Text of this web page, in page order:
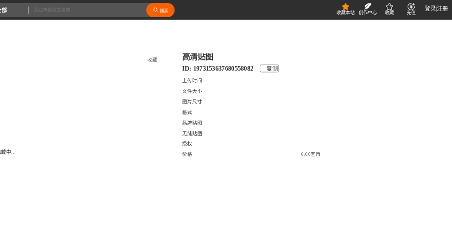
部 搜索 收藏本站 创作中心 收藏 充值
登录|注册
载中...
收藏 高清贴图
ID: 1973153637680558082 复制
上传时间
文件大小
图片尺寸
格式
品牌贴图
无缝贴图
授权
价格 0.00艺币